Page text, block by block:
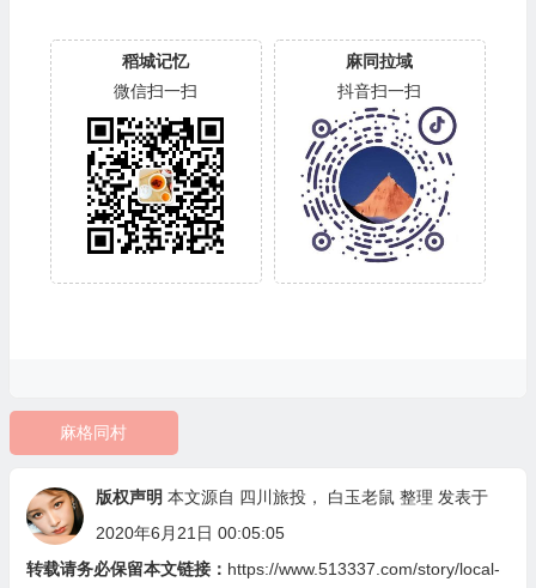
稻城记忆
微信扫一扫
麻同拉域
抖音扫一扫
麻格同村
版权声明 本文源自 四川旅投， 白玉老鼠 整理 发表于
2020年6月21日 00:05:05
转载请务必保留本文链接： https://www.513337.com/story/local-